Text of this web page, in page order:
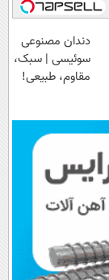
دندان مصنوعی
سوئیسی | سبک،
مقاوم، طبیعی!
اقساطی😍